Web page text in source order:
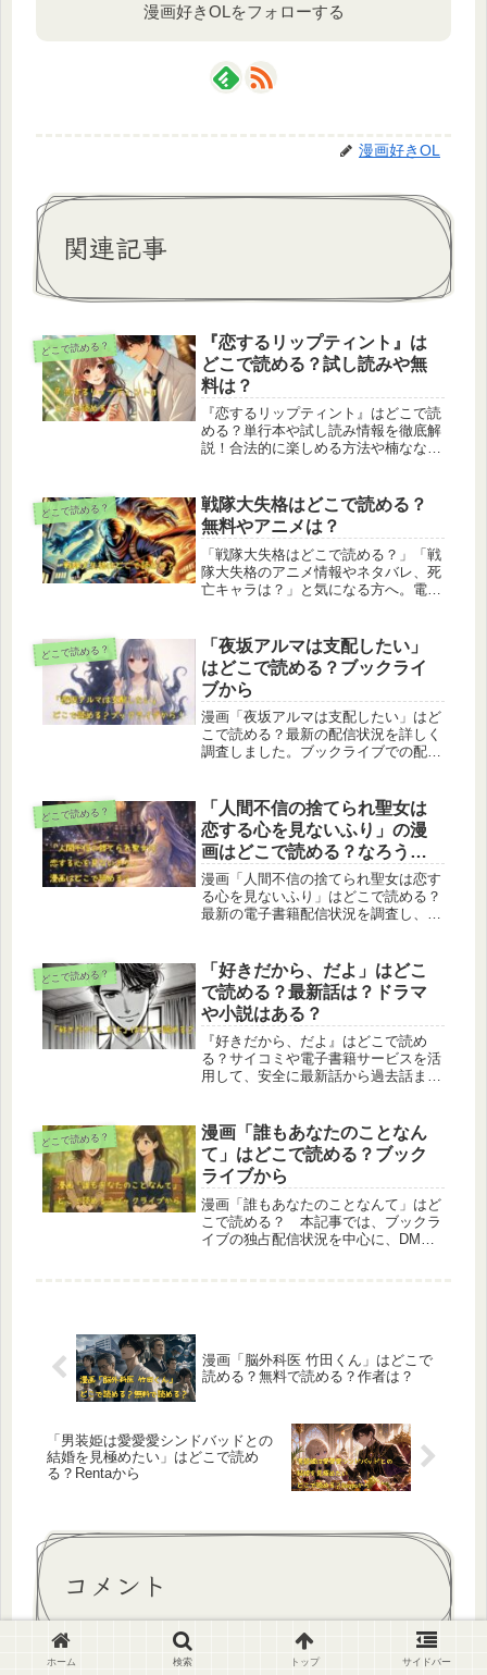
漫画好きOLをフォローする
漫画好きOL
関連記事
どこで読める？
『恋するリップティント』は
どこで読める？試し読みや無
料は？
『恋するリップティント』はどこで読
める？単行本や試し読み情報を徹底解
説！合法的に楽しめる方法や楠なな先
し読みの活用や安全な選択肢を確認し
て、恋愛漫画の世界を満喫しましょ
う！
どこで読める？
戦隊大失格はどこで読める？
無料やアニメは？
「戦隊大失格はどこで読める？」「戦
隊大失格のアニメ情報やネタバレ、死
亡キャラは？」と気になる方へ。電子
ラの死亡シーンまで徹底解説！お得に
読む方法も紹介。【最新情報更新中】
どこで読める？
「夜坂アルマは支配したい」
はどこで読める？ブックライ
ブから
漫画「夜坂アルマは支配したい」はど
こで読める？最新の配信状況を詳しく
調査しました。ブックライブでの配信
Renta！など主要な電子書店で読める
かどうかを一覧でわかりやすくまとめ
ています。今すぐ確実に読める電子書
籍サービスを知りたい方は必見です。
どこで読める？
「人間不信の捨てられ聖女は
恋する心を見ないふり」の漫
画はどこで読める？なろうで
小説は？
漫画「人間不信の捨てられ聖女は恋す
る心を見ないふり」はどこで読める？
最新の電子書籍配信状況を調査し、ブ
さらに、読めないサイトも含めた配信
状況の比較表や作品のあらすじ、登場
人物についても解説しています。これ
から作品を読みたい方は、どの電子書
籍サービスで読めるのかをぜひチェッ
クしてみてください。
どこで読める？
「好きだから、だよ」はどこ
で読める？最新話は？ドラマ
や小説はある？
『好きだから、だよ』はどこで読め
る？サイコミや電子書籍サービスを活
用して、安全に最新話から過去話まで
の特徴を徹底比較。初心者でも安心の
漫画ガイドです。
どこで読める？
漫画「誰もあなたのことなん
て」はどこで読める？ブック
ライブから
漫画「誰もあなたのことなんて」はど
こで読める？ 本記事では、ブックラ
イブの独占配信状況を中心に、DMM
読み始めたい方に向けて、最も確実な
閲覧方法を丁寧にまとめています。
漫画「脳外科医 竹田くん」はどこで
読める？無料で読める？作者は？
「男装姫は愛愛愛シンドバッドとの
結婚を見極めたい」はどこで読め
る？Rentaから
コメント
ホーム 検索 トップ サイドバー